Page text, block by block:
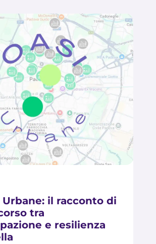
Urbane: il racconto di
tra
e resilienza